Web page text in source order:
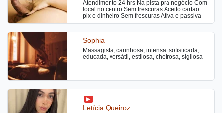
Atendimento 24 hrs Na pista pra negócio Com
local no centro Sem frescuras Aceito cartao
pix e dinheiro Sem frescuras Ativa e passiva
Sophia
Massagista, carinhosa, intensa, sofisticada,
educada, versátil, estilosa, cheirosa, sigilosa
Letícia Queiroz